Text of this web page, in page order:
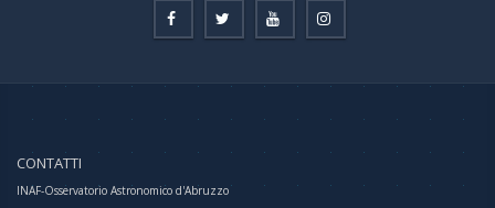
CONTATTI
INAF-Osservatorio Astronomico d'Abruzzo